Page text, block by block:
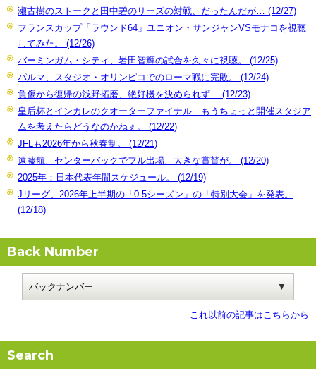
瀬古樹のストークと田中碧のリーズの対戦、だったんだが… (12/27)
フランスカップ「ラウンド64」ユニオン・サンジャンVSモナコを視聴
してみた。 (12/26)
バーミンガム・シティ、岩田智輝の試合を久々に視聴。 (12/25)
パルマ、スタジオ・オリンピコでのローマ戦に完敗。 (12/24)
負傷から復帰の浅野拓磨、絶好機を決められず… (12/23)
皇后杯とインカレのクオーターファイナル…もうちょっと開催スタジア
ムを考えたらどうなのかねぇ。 (12/22)
JFLも2026年から秋春制。 (12/21)
遠藤航、センターバックでフル出場、大きな賞賛が。 (12/20)
2025年：日本代表年間スケジュール。 (12/19)
Jリーグ、2026年上半期の「0.5シーズン」の「特別大会」を発表。
(12/18)
Back Number
これ以前の記事はこちらから
Search